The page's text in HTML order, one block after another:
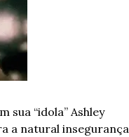
sua “idola” Ashley
a natural insegurança